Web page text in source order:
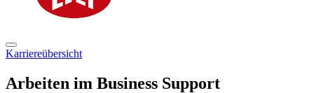
Karriereübersicht
Arbeiten im Business Support